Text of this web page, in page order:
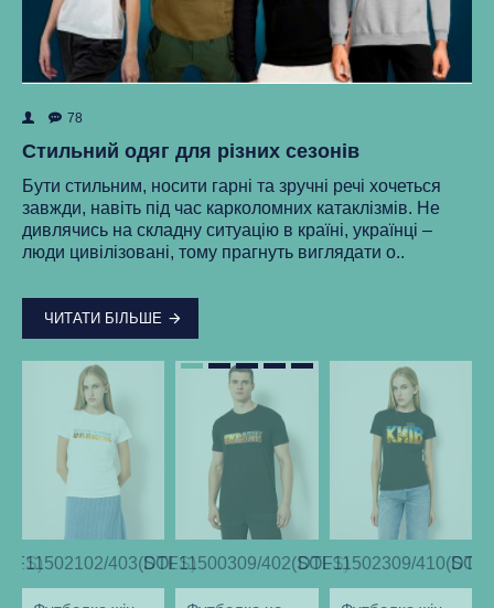
78
Стильний одяг для різних сезонів
Бути стильним, носити гарні та зручні речі хочеться
завжди, навіть під час карколомних катаклізмів. Не
дивлячись на складну ситуацію в країні, українці –
люди цивілізовані, тому прагнуть виглядати о..
ЧИТАТИ БІЛЬШЕ
403(SOLS)
DTF11500309/402(SOLS)DTF11502309/